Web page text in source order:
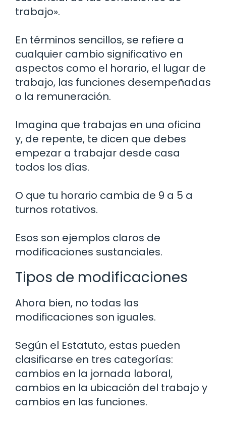
trabajo».
En términos sencillos, se refiere a
cualquier cambio significativo en
aspectos como el horario, el lugar de
trabajo, las funciones desempeñadas
o la remuneración.
Imagina que trabajas en una oficina
y, de repente, te dicen que debes
empezar a trabajar desde casa
todos los días.
O que tu horario cambia de 9 a 5 a
turnos rotativos.
Esos son ejemplos claros de
modificaciones sustanciales.
Tipos de modificaciones
Ahora bien, no todas las
modificaciones son iguales.
Según el Estatuto, estas pueden
clasificarse en tres categorías:
cambios en la jornada laboral,
cambios en la ubicación del trabajo y
cambios en las funciones.